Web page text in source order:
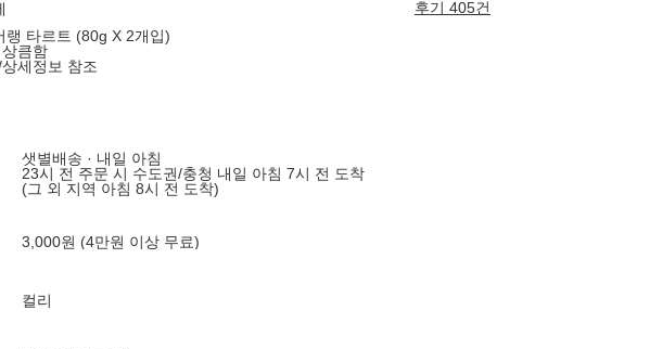
후기 405건
랭 타르트 (80g X 2개입)
큼함
세정보 참조
샛별배송 · 내일 아침
23시 전 주문 시 수도권/충청 내일 아침 7시 전 도착
(그 외 지역 아침 8시 전 도착)
3,000원 (4만원 이상 무료)
컬리